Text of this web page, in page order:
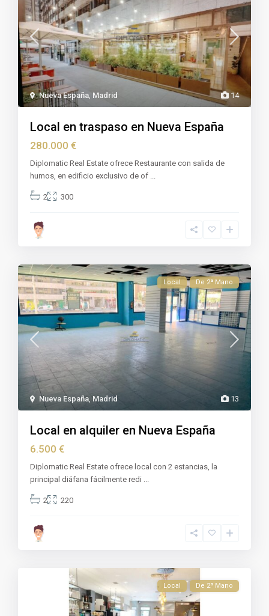
14
Nueva España, Madrid
Local en traspaso en Nueva España
280.000 €
Diplomatic Real Estate ofrece Restaurante con salida de
humos, en edificio exclusivo de of ...
2 300
13
Nueva España Madrid
Local De 2ª Mano
Local en alquiler en Nueva España
6.500 €
Diplomatic Real Estate ofrece local con 2 estancias, la
principal diáfana fácilmente redi
2 220
Local De 2ª Mano